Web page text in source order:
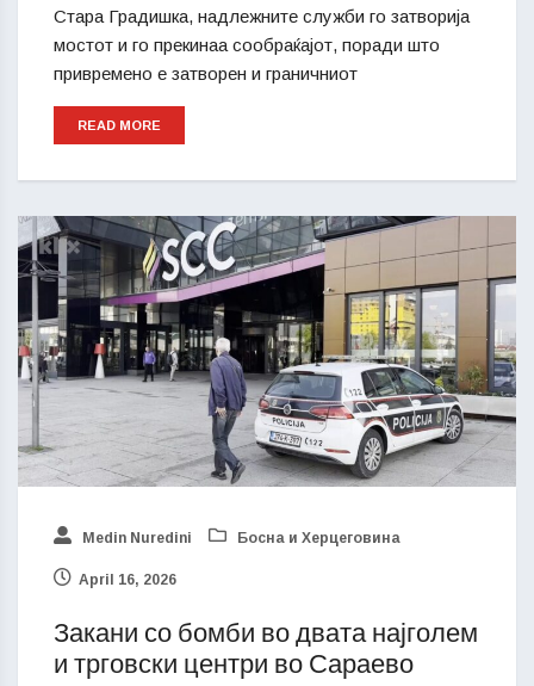
Стара Градишка, надлежните служби го затворија
мостот и го прекинаа сообраќајот, поради што
привремено е затворен и граничниот
READ MORE
Medin Nuredini Босна и Херцеговина
April 16, 2026
Закани со бомби во двата најголем
и трговски центри во Сараево